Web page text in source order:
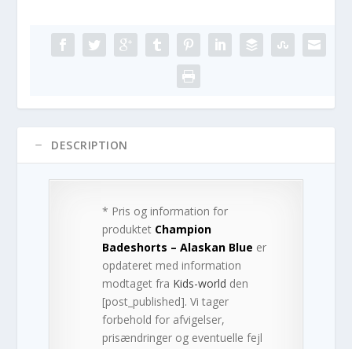
DESCRIPTION
* Pris og information for
produktet Champion
Badeshorts – Alaskan Blue er
opdateret med information
modtaget fra Kids-world den
[post_published]. Vi tager
forbehold for afvigelser,
prisændringer og eventuelle fejl